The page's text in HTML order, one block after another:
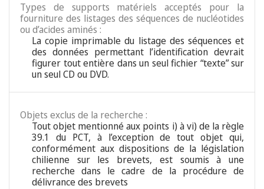
Types de supports matériels acceptés pour la
fourniture des listages des séquences de nucléotides
ou d’acides aminés :
La copie imprimable du listage des séquences et
des données permettant l’identification devrait
figurer tout entière dans un seul fichier “texte” sur
un seul CD ou DVD.
Objets exclus de la recherche :
Tout objet mentionné aux points i) à vi) de la règle
39.1 du PCT, à l’exception de tout objet qui,
conformément aux dispositions de la législation
chilienne sur les brevets, est soumis à une
recherche dans le cadre de la procédure de
délivrance des brevets